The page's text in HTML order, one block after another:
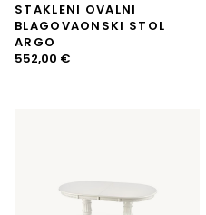
STAKLENI OVALNI
BLAGOVAONSKI STOL
ARGO
552,00 €